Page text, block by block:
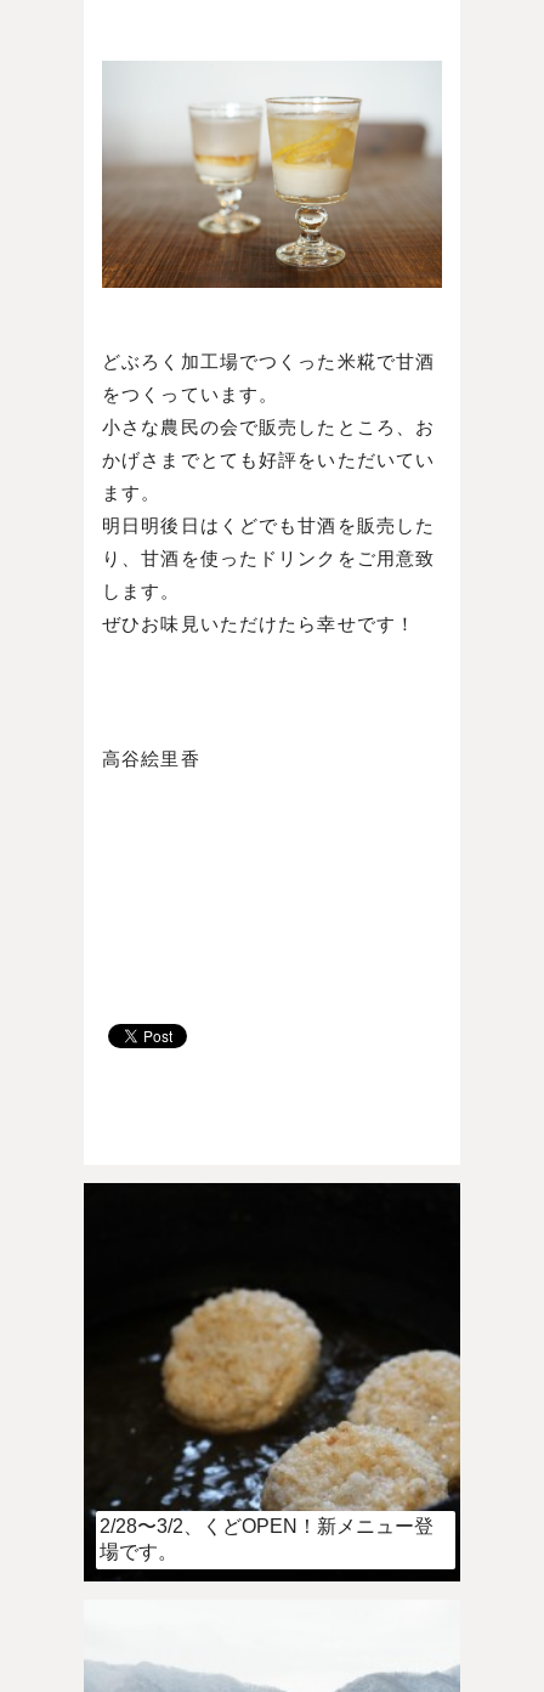
どぶろく加工場でつくった米糀で甘酒
をつくっています。
小さな農民の会で販売したところ、お
かげさまでとても好評をいただいてい
ます。
明日明後日はくどでも甘酒を販売した
り、甘酒を使ったドリンクをご用意致
します。
ぜひお味見いただけたら幸せです！
高谷絵里香
2/28〜3/2、くどOPEN！新メニュー登
場です。